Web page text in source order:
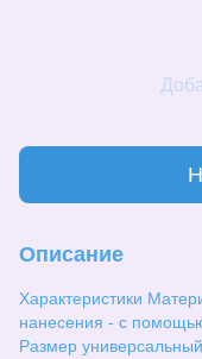
Описание
Характеристики
нанесения - с
Размер